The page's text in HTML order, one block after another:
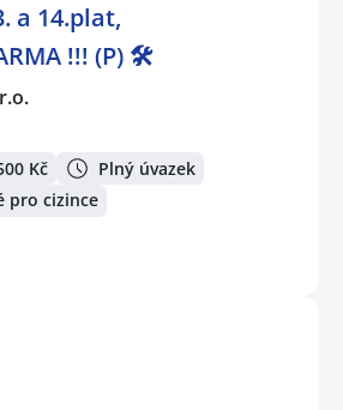
a 14.plat,
!!! (P) 🛠️
Kč
Plný úvazek
pro cizince